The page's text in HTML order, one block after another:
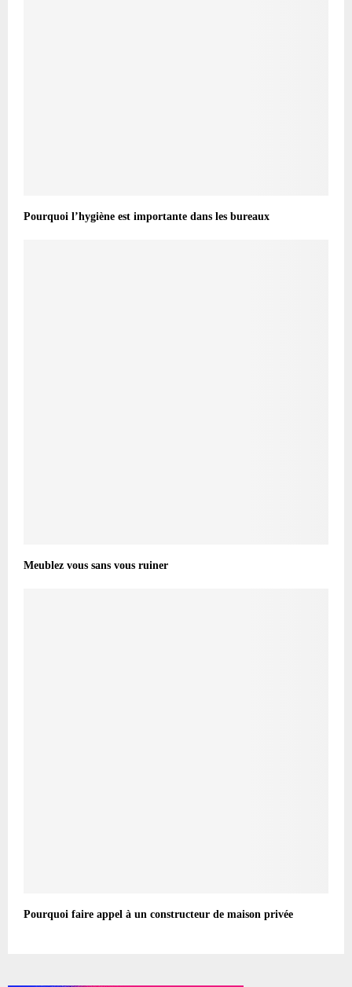
Pourquoi l’hygiène est importante dans les bureaux
Meublez vous sans vous ruiner
Pourquoi faire appel à un constructeur de maison privée